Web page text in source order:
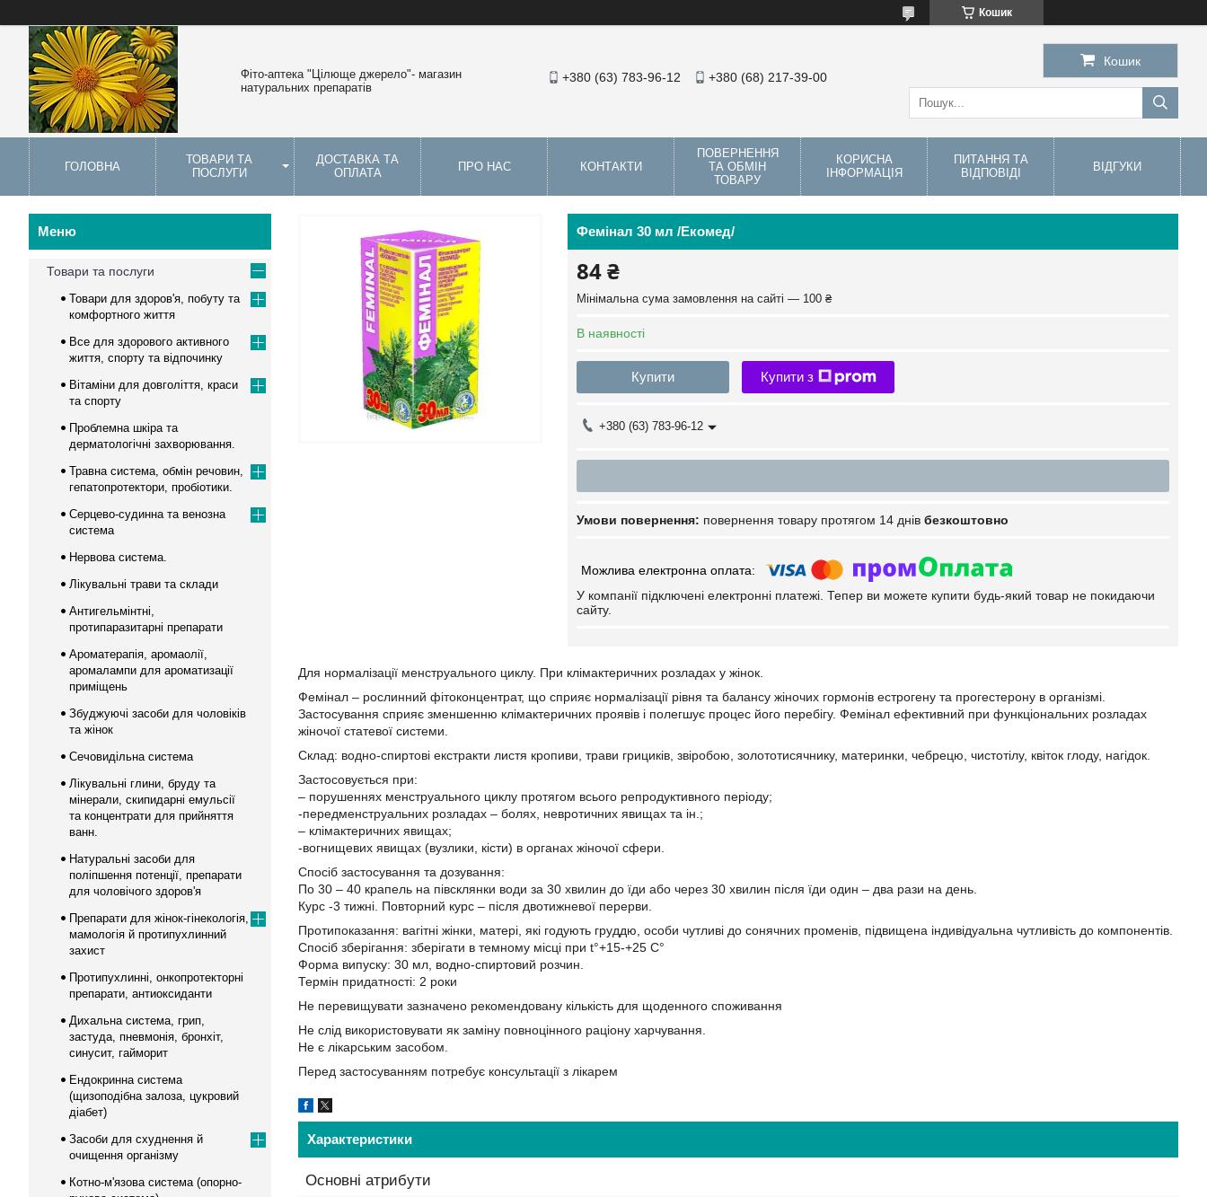
Кошик
Фіто-аптека "Цілюще джерело"- магазин
натуральних препаратів
+380 (63) 783-96-12 +380 (68) 217-39-00
Кошик
ГОЛОВНА
ТОВАРИ ТА
ПОСЛУГИ
ДОСТАВКА ТА
ОПЛАТА
ПРО НАС КОНТАКТИ
ПОВЕРНЕННЯ
ТА ОБМІН
ТОВАРУ
КОРИСНА
ІНФОРМАЦІЯ
ПИТАННЯ ТА
ВІДПОВІДІ
ВІДГУКИ
Фемінал 30 мл /Екомед/
84 ₴
Мінімальна сума замовлення на сайті — 100 ₴
В наявності
Купити Купити з
+380 (63) 783-96-12
повернення товару протягом 14 днів безкоштовно
У компанії підключені електронні платежі. Тепер ви можете купити будь-який товар не покидаючи
сайту.
Для нормалізації менструального циклу. При клімактеричних розладах у жінок.
Фемінал – рослинний фітоконцентрат, що сприяє нормалізації рівня та балансу жіночих гормонів естрогену та прогестерону в організмі.
Застосування сприяє зменшенню клімактеричних проявів і полегшує процес його перебігу. Фемінал ефективний при функціональних розладах
жіночої статевої системи.
Склад: водно-спиртові екстракти листя кропиви, трави грициків, звіробою, золототисячнику, материнки, чебрецю, чистотілу, квіток глоду, нагідок.
Застосовується при:
– порушеннях менструального циклу протягом всього репродуктивного періоду;
-передменструальних розладах – болях, невротичних явищах та ін.;
– клімактеричних явищах;
-вогнищевих явищах (вузлики, кісти) в органах жіночої сфери.
Спосіб застосування та дозування:
По 30 – 40 крапель на півсклянки води за 30 хвилин до їди або через 30 хвилин після їди один – два рази на день.
Курс -3 тижні. Повторний курс – після двотижневої перерви.
Протипоказання: вагітні жінки, матері, які годують груддю, особи чутливі до сонячних променів, підвищена індивідуальна чутливість до компонентів.
Спосіб зберігання: зберігати в темному місці при t°+15-+25 C°
Форма випуску: 30 мл, водно-спиртовий розчин.
Термін придатності: 2 роки
Не перевищувати зазначено рекомендовану кількість для щоденного споживання
Не слід використовувати як заміну повноцінного раціону харчування.
Не є лікарським засобом.
Перед застосуванням потребує консультації з лікарем
Характеристики
Основні атрибути
Товари та послуги
Товари для здоров'я, побуту та
комфортного життя
Все для здорового активного
життя, спорту та відпочинку
Вітаміни для довголіття, краси
та спорту
Проблемна шкіра та
дерматологічні захворювання.
Травна система, обмін речовин,
гепатопротектори, пробіотики.
Серцево-судинна та венозна
система
Нервова система.
Лікувальні трави та склади
Антигельмінтні,
протипаразитарні препарати
Ароматерапія, аромаолії,
аромалампи для ароматизації
приміщень
Збуджуючі засоби для чоловіків
та жінок
Сечовидільна система
Лікувальні глини, бруду та
мінерали, скипидарні емульсії
та концентрати для прийняття
ванн.
Натуральні засоби для
поліпшення потенції, препарати
для чоловічого здоров'я
Препарати для жінок-гінекологія,
мамологія й протипухлинний
захист
Протипухлинні, онкопротекторні
препарати, антиоксиданти
Дихальна система, грип,
застуда, пневмонія, бронхіт,
синусит, гайморит
Ендокринна система
(щизоподібна залоза, цукровий
діабет)
Засоби для схуднення й
очищення організму
Котно-м'язова система (опорно-